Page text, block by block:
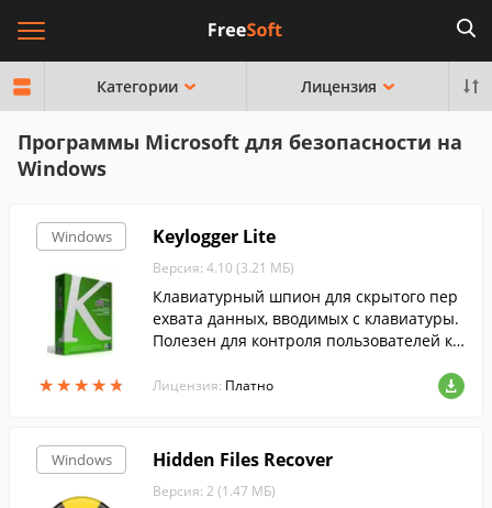
Категории Лицензия
Программы Microsoft для безопасности на
Windows
Windows
★★★★★
★★★★★
Keylogger Lite
Версия: 4.10 (3.21 МБ)
Клавиатурный шпион для скрытого пер
ехвата данных, вводимых с клавиатуры.
Полезен для контроля пользователей ко
Лицензия: Платно
Windows Hidden Files Recover
Версия: 2 (1.47 МБ)